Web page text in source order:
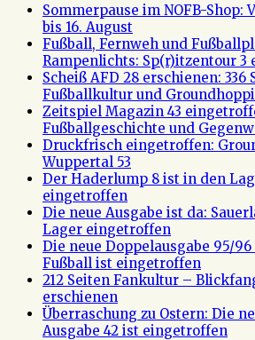
Sommerpause im NOFB-Shop:
bis 16. August
Fußball, Fernweh und
Rampenlichts: Sp(r)itzentour 3
Scheiß AFD 28 erschienen: 336
Fußballkultur und
Zeitspiel Magazin 43
Fußballgeschichte und
Druckfrisch eingetroffen:
Wuppertal 53
Der Haderlump 8 ist in den
eingetroffen
Die neue Ausgabe ist da:
Lager eingetroffen
Die neue Doppelausgabe 95/
Fußball ist eingetroffen
212 Seiten Fankultur –
erschienen
Überraschung zu Ostern: Die
Ausgabe 42 ist eingetroffen